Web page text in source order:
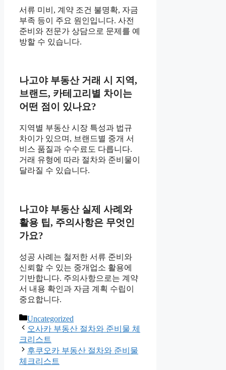
서류 미비, 계약 조건 불명확, 자금
부족 등이 주요 원인입니다. 사전
준비와 전문가 상담으로 문제를 예
방할 수 있습니다.
나고야 부동산 거래 시 지역,
브랜드, 카테고리별 차이는
어떤 점이 있나요?
지역별 부동산 시장 특성과 법규
차이가 있으며, 브랜드별 중개 서
비스 품질과 수수료도 다릅니다.
거래 유형에 따라 절차와 준비물이
달라질 수 있습니다.
나고야 부동산 실제 사례와
활용 팁, 주의사항은 무엇인
가요?
성공 사례는 철저한 서류 준비와
신뢰할 수 있는 중개업소 활용에
기반합니다. 주의사항으로는 계약
서 내용 확인과 자금 계획 수립이
중요합니다.
Categories
Uncategorized
오사카 부동산 절차와 준비물 체
크리스트
후쿠오카 부동산 절차와 준비물
체크리스트